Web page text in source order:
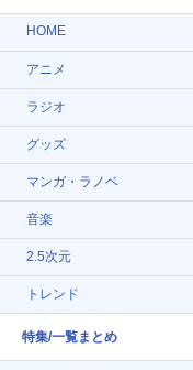
HOME
アニメ
ラジオ
グッズ
マンガ・ラノベ
音楽
2.5次元
トレンド
特集/一覧まとめ